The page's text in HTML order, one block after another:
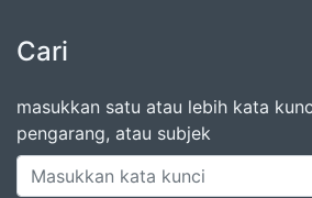
Cari
masukkan satu atau lebih kata
pengarang, atau subjek